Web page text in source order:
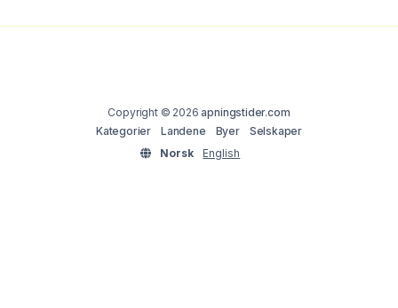
Copyright © 2026apningstider.com
Kategorier
Landene Byer
Selskaper
Norsk
English